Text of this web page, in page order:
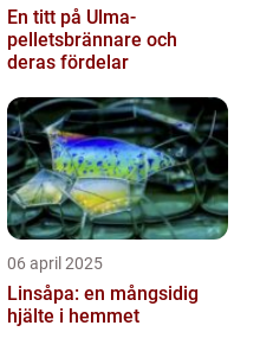
En titt på Ulma-
pelletsbrännare och
deras fördelar
06 april 2025
Linsåpa: en mångsidig
hjälte i hemmet